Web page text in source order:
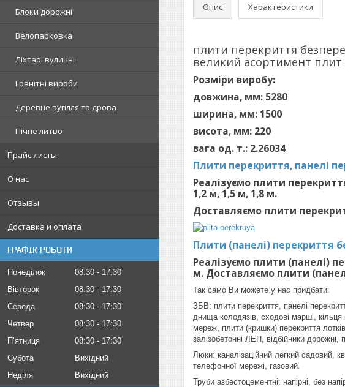
Блоки дорожні
Велопарковка
Ліхтарі вуличні
Гранітні вироби
Деревне вугілля та дрова
Пічне литво
Прайс-листы
О нас
Отзывы
Доставка и оплата
ГРАФІК РОБОТИ
Понеділок 08:30
17:30
Вівторок
08:30
17:30
Середа
08:30
17:30
Четвер
08:30
17:30
Пʼятниця
08:30
17:30
Субота
Вихідний
Неділя
Вихідний
Опис Характеристики
плити перекриття
великий асортимент
Розміри виробу:
довжина, мм: 5280
ширина, мм: 1500
висота, мм: 220
вага од. т.: 2.26034
Плити перекриття, панелі
Реалізуємо плити
1,2 м, 1,5 м, 1,8 м.
Доставляємо плити
Плити (панелі) перекриття
Реалізуємо плити (панелі)
м. Доставляємо плити
Так само Ви можете у нас придбати:
ЗБВ: плити перекриття, панелі
днища колодязів, сходові марші,
мереж, плити (кришки) перекриття
залізобетонні ЛЕП, відбійники
Люки: каналізаційний легкий садовий,
телефонної мережі, газовий.
Труби азбестоцементні: напірні, без